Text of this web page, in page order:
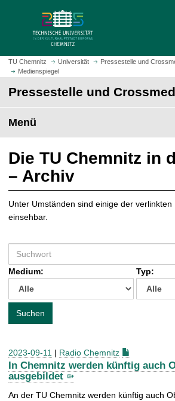
m
H
t
s
i
e
a
u
f
r
u
f
e
TU Chemnitz Universität
Pressestelle und
Medienspiegel
Pressestelle und
Menü
Die TU Chemnitz in
– Archiv
Unter Umständen sind einige der
einsehbar.
u
c
e
h
:
Medium: Typ:
Suchen
2023-09-11 | Radio Chemnitz
In Chemnitz werden künftig auch
ausgebildet
An der TU Chemnitz werden künftig auch